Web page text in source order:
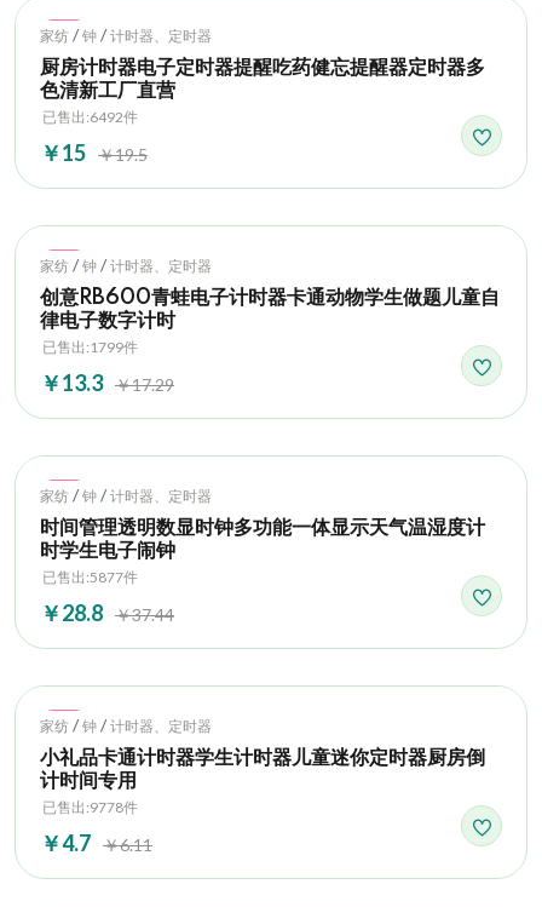
Hot
家纺 / 钟 / 计时器、定时器
厨房计时器电子定时器提醒吃药健忘提醒器定时器多
色清新工厂直营
已售出:6492件
￥15 ￥19.5
Hot
家纺 / 钟 / 计时器、定时器
创意RB600青蛙电子计时器卡通动物学生做题儿童自
律电子数字计时
已售出:1799件
￥13.3 ￥17.29
Hot
家纺 / 钟 / 计时器、定时器
时间管理透明数显时钟多功能一体显示天气温湿度计
时学生电子闹钟
已售出:5877件
￥28.8 ￥37.44
Hot
家纺 / 钟 / 计时器、定时器
小礼品卡通计时器学生计时器儿童迷你定时器厨房倒
计时间专用
已售出:9778件
￥4.7 ￥6.11